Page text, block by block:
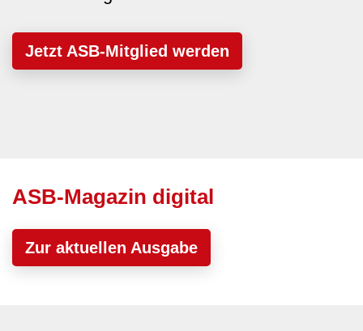
Jetzt ASB-Mitglied werden
ASB-Magazin digital
Zur aktuellen Ausgabe